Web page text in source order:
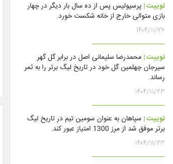
توییت |پرسپولیس پس از ده سال بار دیگر در چهار
بازی متوالی خارج از خانه شکست خورد.
۱۴۰۴/۱۱/۲۶
توییت |محمدرضا سلیمانی اصل در برابر گل گهر
سیرجان چهلمین گل خود در تاریخ لیگ برتر را به ثمر
رساند.
۱۴۰۴/۱۱/۲۳
توییت | سپاهان به عنوان سومین تیم در تاریخ لیگ
برتر موفق شد از مرز 1300 امتیاز عبور کند.
۱۴۰۴/۱۱/۲۳